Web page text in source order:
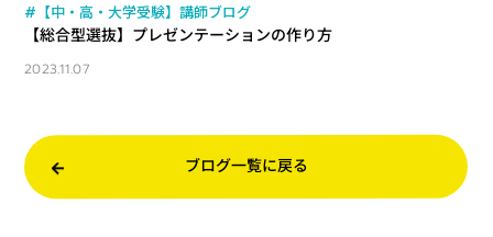
#【中・高・大学受験】講師ブログ
【総合型選抜】プレゼンテーションの作り方
2023.11.07
ブログ一覧に戻る